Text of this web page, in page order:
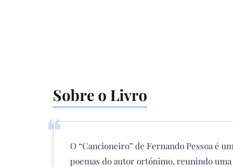
Sobre o Livro
❝
O “Cancioneiro” de Fernando Pessoa é
poemas do autor ortónimo, reunindo